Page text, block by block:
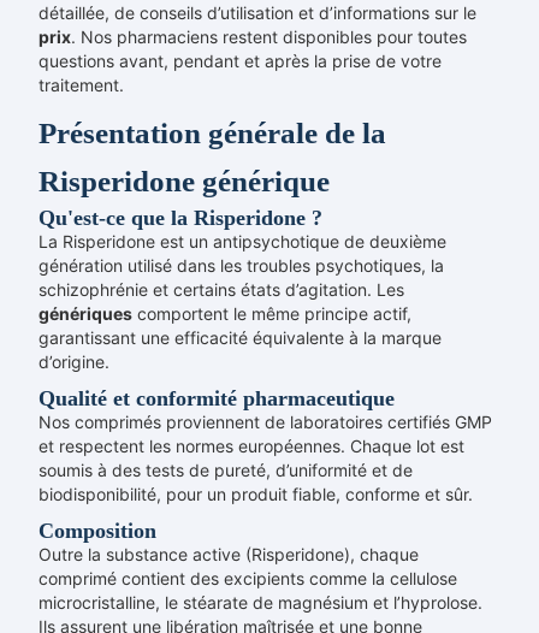
détaillée, de conseils d’utilisation et d’informations sur le
prix. Nos pharmaciens restent disponibles pour toutes
questions avant, pendant et après la prise de votre
traitement.
Présentation générale de la
Risperidone générique
Qu'est-ce que la Risperidone ?
La Risperidone est un antipsychotique de deuxième
génération utilisé dans les troubles psychotiques, la
schizophrénie et certains états d’agitation. Les
génériques comportent le même principe actif,
garantissant une efficacité équivalente à la marque
d’origine.
Qualité et conformité pharmaceutique
Nos comprimés proviennent de laboratoires certifiés GMP
et respectent les normes européennes. Chaque lot est
soumis à des tests de pureté, d’uniformité et de
biodisponibilité, pour un produit fiable, conforme et sûr.
Composition
Outre la substance active (Risperidone), chaque
comprimé contient des excipients comme la cellulose
microcristalline, le stéarate de magnésium et l’hyprolose.
Ils assurent une libération maîtrisée et une bonne